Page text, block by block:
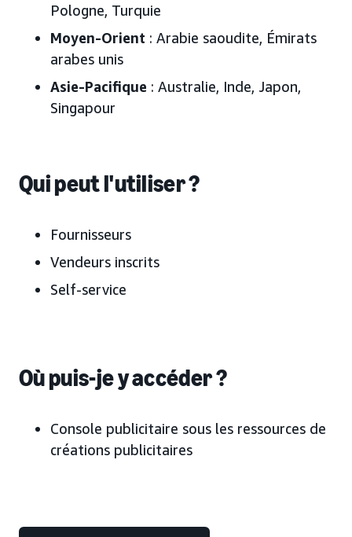
Pologne, Turquie
Moyen-Orient : Arabie saoudite, Émirats
arabes unis
Asie-Pacifique : Australie, Inde, Japon,
Singapour
Qui peut l'utiliser ?
Fournisseurs
Vendeurs inscrits
Self-service
Où puis-je y accéder ?
Console publicitaire sous les ressources de
créations publicitaires